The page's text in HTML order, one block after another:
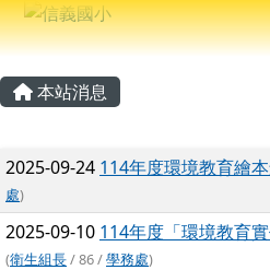
跳至主內容區
信義國小
導覽列
主內容區域
本站消息
文章列表
2025-09-24 114年度環境教育繪
處)
2025-09-10 114年度「環境教育
(衛生組長/ 86 /學務處)
頁尾區域